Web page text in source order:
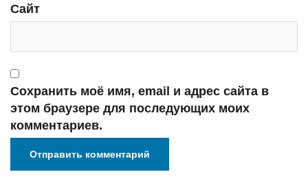
Сайт
Сохранить моё имя, email и адрес сайта в
этом браузере для последующих моих
комментариев.